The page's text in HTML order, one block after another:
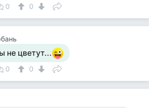
0 0
не цветут...
0 0